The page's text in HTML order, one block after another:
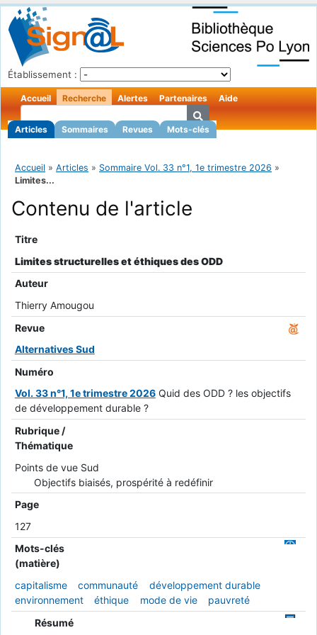
Établissement :
Accueil Recherche
Articles Sommaires Revues Mots-clés
Alertes Partenaires Aide
Accueil » Articles » Sommaire Vol. 33 n°1, 1e trimestre 2026 »
Limites...
Contenu de l'article
Titre
Limites structurelles et éthiques des ODD
Auteur
Thierry Amougou
Revue
Alternatives Sud
Numéro
Vol. 33 n°1, 1e trimestre 2026 Quid des ODD ? les objectifs
de développement durable ?
Rubrique /
Thématique
Points de vue Sud
Objectifs biaisés, prospérité à redéfinir
Page
127
Mots-clés
(matière)
capitalisme
communauté
développement durable
environnement
éthique mode de vie
pauvreté
Résumé